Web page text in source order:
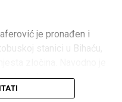
KM
KM
je pronađen i
stanici u Bihaću,
bijeg.